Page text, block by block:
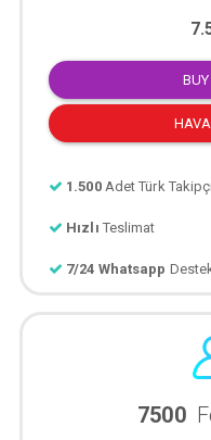
1.500 Adet Türk Takipçi
Hızlı Teslimat
7/24 Whatsapp
7500